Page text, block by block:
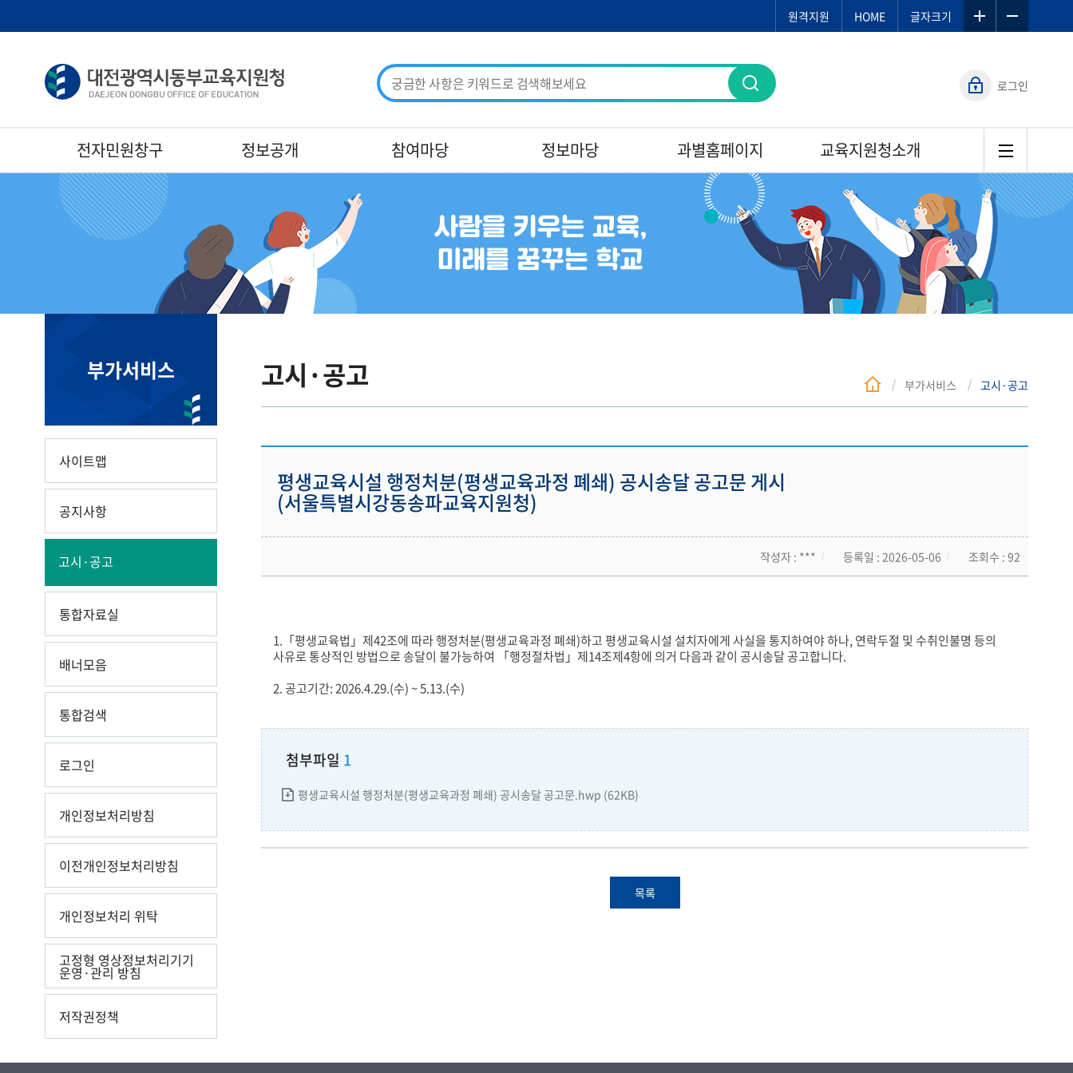
원격지원 HOME 글자크기
로그인
검
색
어
입
전자민원창구 정보공개 참여마당 정보마당 과별홈페이지 교육지원청소개
부가서비스
사이트맵
공지사항
고시·공고
통합자료실
배너모음
통합검색
로그인
개인정보처리방침
이전개인정보처리방침
개인정보처리 위탁
고정형 영상정보처리기기
운영·관리 방침
저작권정책
고시·공고 부가서비스 고시·공고
평생교육시설 행정처분(평생교육과정 폐쇄) 공시송달 공고문 게시
(서울특별시강동송파교육지원청)
작성자 : *** 등록일 : 2026-05-06 조회수 : 92
1.「평생교육법」제42조에 따라 행정처분(평생교육과정 폐쇄)하고 평생교육시설 설치자에게 사실을 통지하여야 하나, 연락두절 및 수취인불명 등의
사유로 통상적인 방법으로 송달이 불가능하여 「행정절차법」제14조제4항에 의거 다음과 같이 공시송달 공고합니다.
2. 공고기간: 2026.4.29.(수) ~ 5.13.(수)
첨부파일 1
평생교육시설 행정처분(평생교육과정 폐쇄) 공시송달 공고문.hwp (62KB)
목록